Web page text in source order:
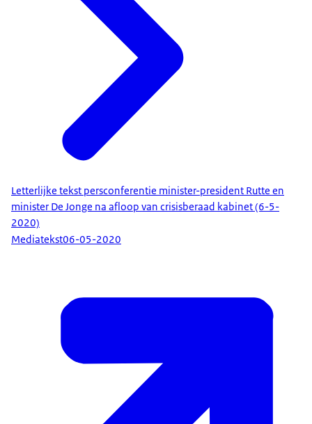
Letterlijke tekst persconferentie minister-president Rutte en
minister De Jonge na afloop van crisisberaad kabinet (6-5-
2020)
Mediatekst06-05-2020